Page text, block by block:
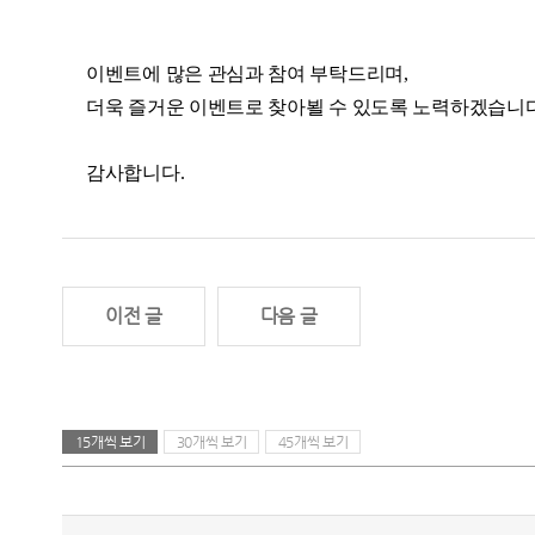
이벤트에 많은 관심과 참여 부탁드리며,
더욱 즐거운 이벤트로 찾아뵐 수 있도록 노력하겠습니
감사합니다.
이전 글 다음 글
15개씩 보기 30개씩 보기 45개씩 보기